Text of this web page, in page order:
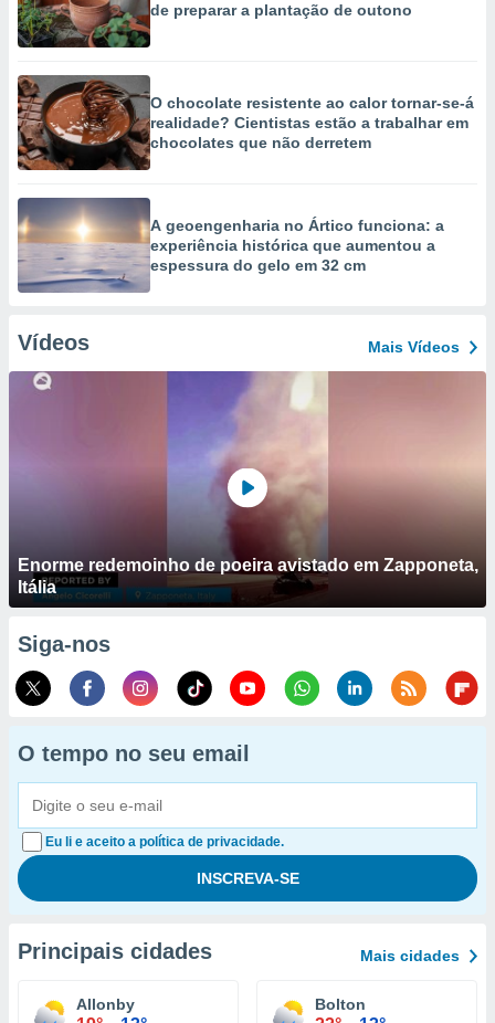
de preparar a plantação de outono
O chocolate resistente ao calor tornar-se-á
realidade? Cientistas estão a trabalhar em
chocolates que não derretem
A geoengenharia no Ártico funciona: a
experiência histórica que aumentou a
espessura do gelo em 32 cm
Vídeos Mais Vídeos
Enorme redemoinho de poeira avistado em Zapponeta,
Itália
Siga-nos
O tempo no seu email
Eu li e aceito a política de privacidade.
Principais cidades Mais cidades
Allonby Bolton